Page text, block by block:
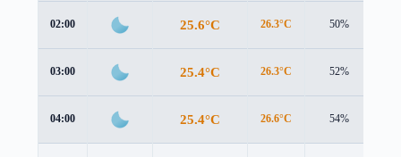
02:00 25.6°C 26.3°C 50%
03:00 25.4°C 26.3°C 52%
04:00 25.4°C 26.6°C 54%